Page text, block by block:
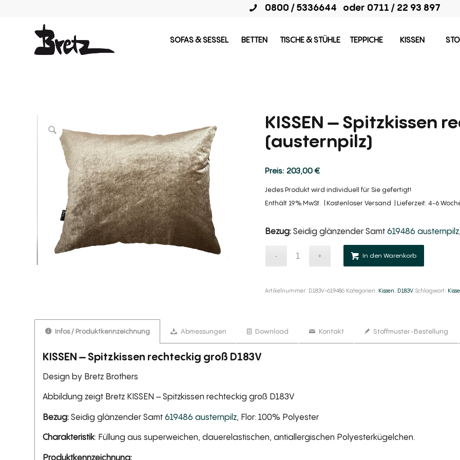
0800 / 5336644 oder 0711 / 22 93 897
SOFAS & SESSEL BETTEN TISCHE & STÜHLE TEPPICHE KISSEN
KISSEN – Spitzkissen
(austernpilz)
203,00€
Jedes Produkt wird individuell für Sie gefertigt!
Enthält 19% MwSt.
Kostenloser Versand Lieferzeit: 4-6
Bezug:Seidig glänzender Samt619486 austernpilz
In den Warenkorb
Artikelnummer: D183V-619486 Kategorien: Kissen, D183V Schlagwort:
Infos / Produktkennzeichnung Abmessungen Download Kontakt Stoffmuster-Bestellung
KISSEN – Spitzkissen rechteckig groß D183V
Design by Bretz Brothers
Abbildung zeigt Bretz KISSEN – Spitzkissen rechteckig groß D183V
Bezug:Seidig glänzender Samt619486 austernpilz, Flor: 100% Polyester
Charakteristik: Füllung aus superweichen, dauerelastischen, antiallergischen Polyesterkügelchen.
Produktkennzeichnung: